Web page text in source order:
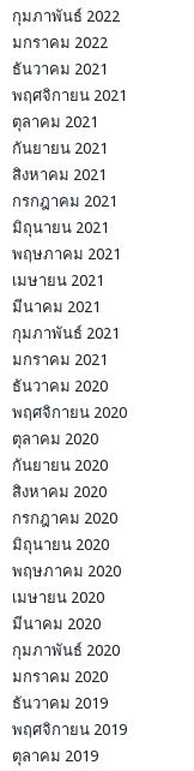
กุมภาพันธ์ 2022
มกราคม 2022
ธันวาคม 2021
พฤศจิกายน 2021
ตุลาคม 2021
กันยายน 2021
สิงหาคม 2021
กรกฎาคม 2021
มิถุนายน 2021
พฤษภาคม 2021
เมษายน 2021
มีนาคม 2021
กุมภาพันธ์ 2021
มกราคม 2021
ธันวาคม 2020
พฤศจิกายน 2020
ตุลาคม 2020
กันยายน 2020
สิงหาคม 2020
กรกฎาคม 2020
มิถุนายน 2020
พฤษภาคม 2020
เมษายน 2020
มีนาคม 2020
กุมภาพันธ์ 2020
มกราคม 2020
ธันวาคม 2019
พฤศจิกายน 2019
ตุลาคม 2019